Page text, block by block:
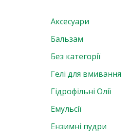
Аксесуари
Бальзам
Без категорії
Гелі для вмивання
Гідрофільні Олії
Емульсії
Ензимні пудри